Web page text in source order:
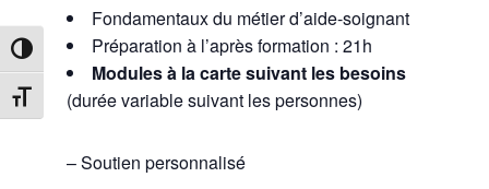
Passer en contraste élevé
Changer la taille de la police
Fondamentaux du métier d’aide-soignant
Préparation à l’après formation : 21h
Modules à la carte suivant les besoins
(durée variable suivant les personnes)
– Soutien personnalisé